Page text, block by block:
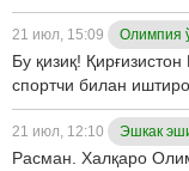
21 июл, 15:09 Олимпия
Бу қизиқ!
спортчи билан
21 июл, 12:10 Эшкак
Расман. Халқаро